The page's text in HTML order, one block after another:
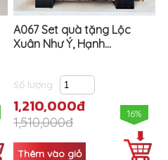
A067 Set quà tặng Lộc
Xuân Như Ý, Hạnh...
Số lượng
1,210,000đ
1,510,000đ
16%